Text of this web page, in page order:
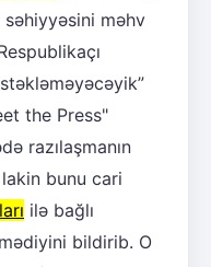
səhiyyəsini məhv
the Press"
razılaşmanın
bunu cari
ilə bağlı
bildirib. O